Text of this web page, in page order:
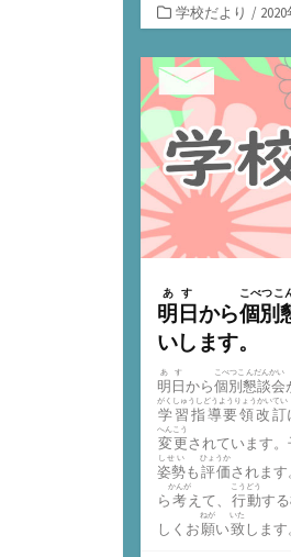
カ
テ
ゴ
リ
ー
学校だより /
明日
あす
から個別
こべつこ
いします。
明日
あす
から個別懇談会
こべつこんだんかい
学習指導要領改訂
がくしゅうしどうようりょうかいてい
変更
へんこう
されています。
姿勢
しせい
も評価
ひょうか
されま
ら考
かんが
えて、 行動
こうどう
する
しくお願
ねが
い致
いた
します